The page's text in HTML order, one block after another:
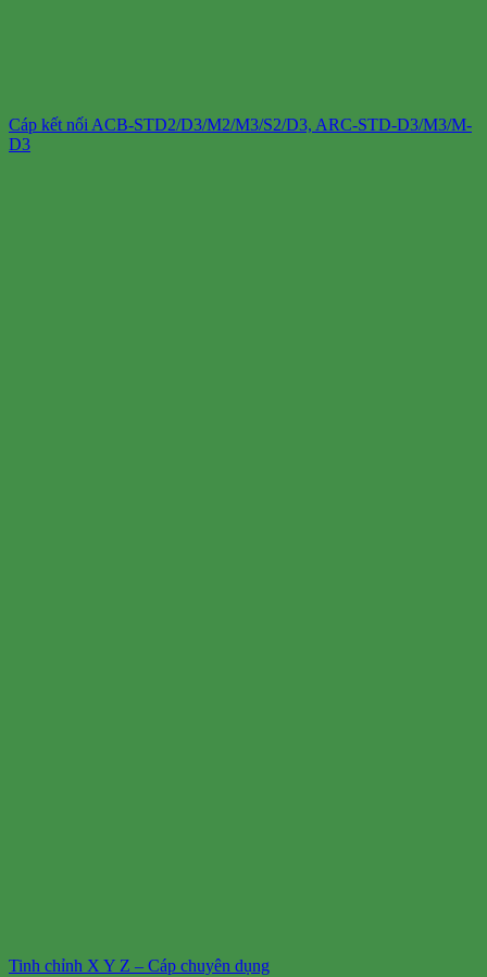
Cáp kết nối ACB-STD2/D3/M2/M3/S2/D3, ARC-STD-D3/M3/M-
D3
Tinh chỉnh X Y Z – Cáp chuyên dụng